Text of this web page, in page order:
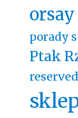
porady
Ptak